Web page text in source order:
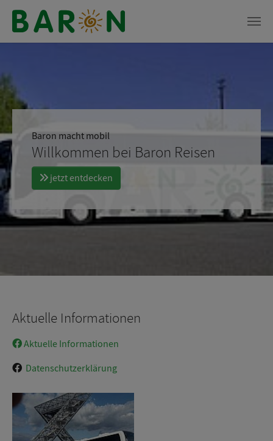
Baron macht mobil
Willkommen bei Baron Reisen
jetzt entdecken
Unsere Nachtbusse
Sicher ans Ziel
Wir bringen Sie gut nach Hause!
Aktuelle Informationen
Aktuelle Informationen
Datenschutzerklärung